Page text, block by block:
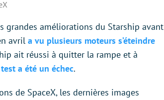
grandes améliorations du Starship avant
avril a vu plusieurs moteurs s’éteindre
ait réussi à quitter la rampe et à
a été un échec.
de SpaceX, les dernières images